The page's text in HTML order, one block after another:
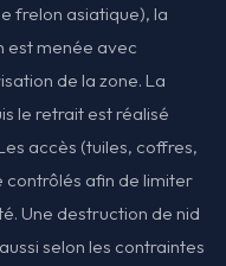
frelon asiatique), la
est menée avec
de la zone. La
le retrait est réalisé
accès (tuiles, coffres,
contrôlés afin de limiter
Une destruction de nid
selon les contraintes